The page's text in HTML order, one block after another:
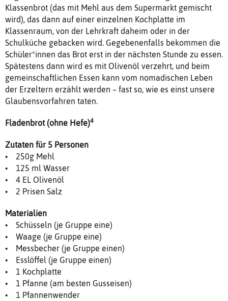
Klassenbrot (das mit Mehl aus dem Supermarkt gemischt
wird), das dann auf einer einzelnen Kochplatte im
Klassenraum, von der Lehrkraft daheim oder in der
Schulküche gebacken wird. Gegebenenfalls bekommen die
Schüler*innen das Brot erst in der nächsten Stunde zu essen.
Spätestens dann wird es mit Olivenöl verzehrt, und beim
gemeinschaftlichen Essen kann vom nomadischen Leben
der Erzeltern erzählt werden – fast so, wie es einst unsere
Glaubensvorfahren taten.
Fladenbrot (ohne Hefe)4
Zutaten für 5 Personen
• 250g Mehl
• 125 ml Wasser
• 4 EL Olivenöl
• 2 Prisen Salz
Materialien
• Schüsseln (je Gruppe eine)
• Waage (je Gruppe eine)
• Messbecher (je Gruppe einen)
• Esslöffel (je Gruppe einen)
• 1 Kochplatte
• 1 Pfanne (am besten Gusseisen)
• 1 Pfannenwender